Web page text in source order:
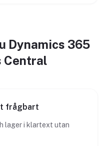
Dynamics 365
Central
frågbart
lager i klartext utan